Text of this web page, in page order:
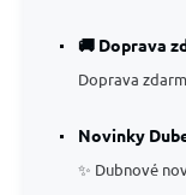
🚚 Doprava
Doprava
Novinky
✨ Dubnové